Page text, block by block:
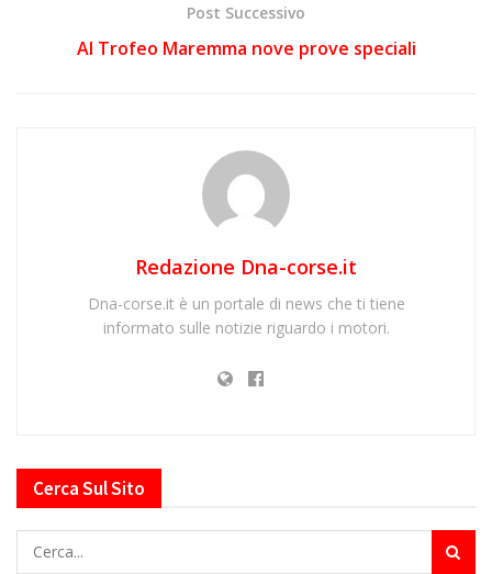
Post Successivo
Al Trofeo Maremma nove prove speciali
Redazione Dna-corse.it
Dna-corse.it è un portale di news che ti tiene
informato sulle notizie riguardo i motori.
Cerca Sul Sito